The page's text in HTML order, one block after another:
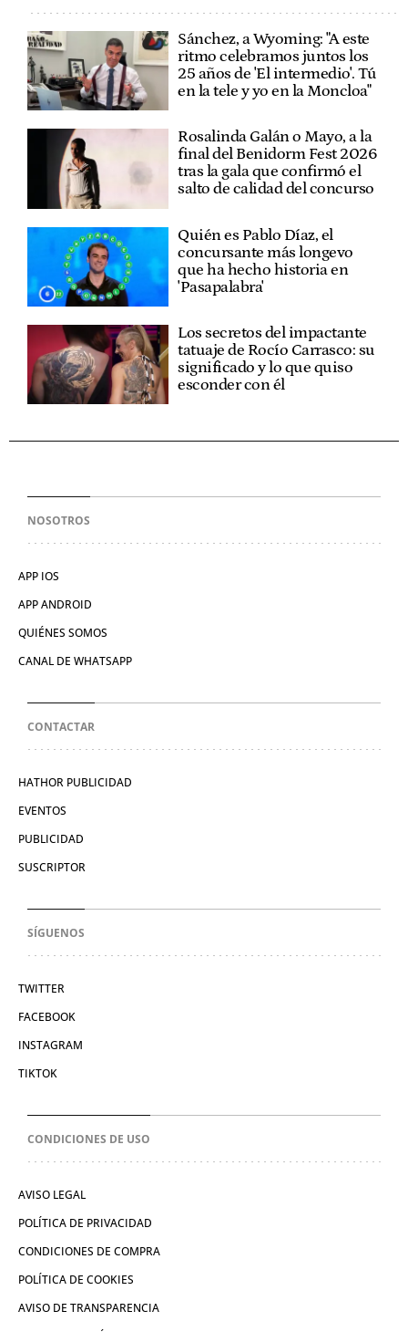
Sánchez, a Wyoming: "A este
ritmo celebramos juntos los
25 años de 'El intermedio'. Tú
en la tele y yo en la Moncloa"
Rosalinda Galán o Mayo, a la
final del Benidorm Fest 2026
tras la gala que confirmó el
salto de calidad del concurso
Quién es Pablo Díaz, el
concursante más longevo
que ha hecho historia en
'Pasapalabra'
Los secretos del impactante
tatuaje de Rocío Carrasco: su
significado y lo que quiso
esconder con él
NOSOTROS
APP IOS
APP ANDROID
QUIÉNES SOMOS
CANAL DE WHATSAPP
CONTACTAR
HATHOR PUBLICIDAD
EVENTOS
PUBLICIDAD
SUSCRIPTOR
SÍGUENOS
TWITTER
FACEBOOK
INSTAGRAM
TIKTOK
CONDICIONES DE USO
AVISO LEGAL
POLÍTICA DE PRIVACIDAD
CONDICIONES DE COMPRA
POLÍTICA DE COOKIES
AVISO DE TRANSPARENCIA